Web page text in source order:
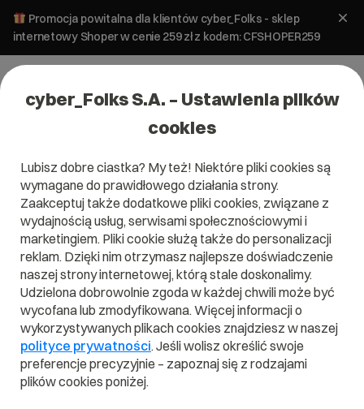
Promocja powitalna dla klientów cyber_Folks - sklep
internetowy Shoper w cenie 259 zł z kodem: CFSHOPER259
Aktualności
Informacja o przekształceniu
1 kwietnia 2020 ok.< 1 minuta
cyber_Folks S.A. – Ustawienia plików
cookies
Lubisz dobre ciastka? My też! Niektóre pliki cookies są
wymagane do prawidłowego działania strony.
Zaakceptuj także dodatkowe pliki cookies, związane z
wydajnością usług, serwisami społecznościowymi i
marketingiem. Pliki cookie służą także do personalizacji
reklam. Dzięki nim otrzymasz najlepsze doświadczenie
naszej strony internetowej, którą stale doskonalimy.
Udzielona dobrowolnie zgoda w każdej chwili może być
wycofana lub zmodyfikowana. Więcej informacji o
wykorzystywanych plikach cookies znajdziesz w naszej
polityce prywatności. Jeśli wolisz określić swoje
preferencje precyzyjnie – zapoznaj się z rodzajami
plików cookies poniżej.